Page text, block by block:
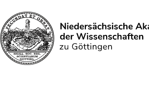
Suchen